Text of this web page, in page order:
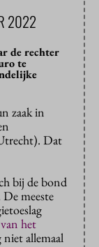
2022
de rechter
te
zaak in
Dat
bij de bond
meeste
van het
allemaal